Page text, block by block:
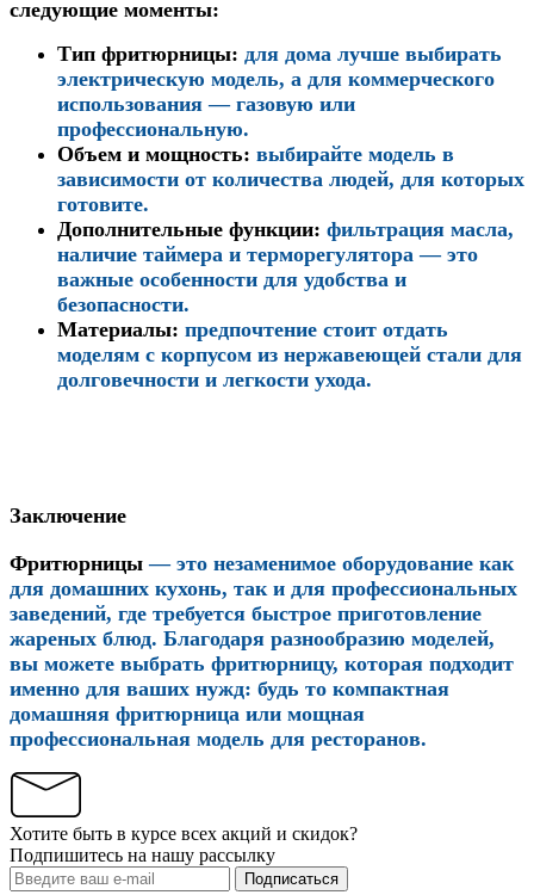
следующие моменты:
Тип фритюрницы: для дома лучше выбирать
электрическую модель, а для коммерческого
использования — газовую или
профессиональную.
Объем и мощность: выбирайте модель в
зависимости от количества людей, для которых
готовите.
Дополнительные функции: фильтрация масла,
наличие таймера и терморегулятора — это
важные особенности для удобства и
безопасности.
Материалы: предпочтение стоит отдать
моделям с корпусом из нержавеющей стали для
долговечности и легкости ухода.
Заключение
Фритюрницы— это незаменимое оборудование как
для домашних кухонь, так и для профессиональных
заведений, где требуется быстрое приготовление
жареных блюд. Благодаря разнообразию моделей,
вы можете выбрать фритюрницу, которая подходит
именно для ваших нужд: будь то компактная
домашняя фритюрница или мощная
профессиональная модель для ресторанов.
Хотите быть в курсе всех акций и скидок?
Подпишитесь на нашу рассылку
Подписаться